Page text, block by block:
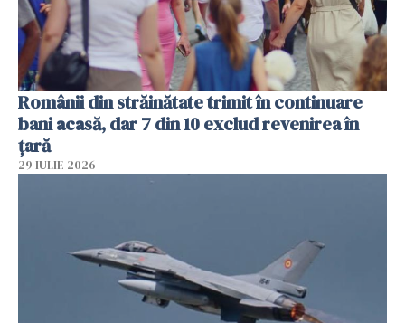
Românii din străinătate trimit în continuare
bani acasă, dar 7 din 10 exclud revenirea în
țară
29 IULIE 2026